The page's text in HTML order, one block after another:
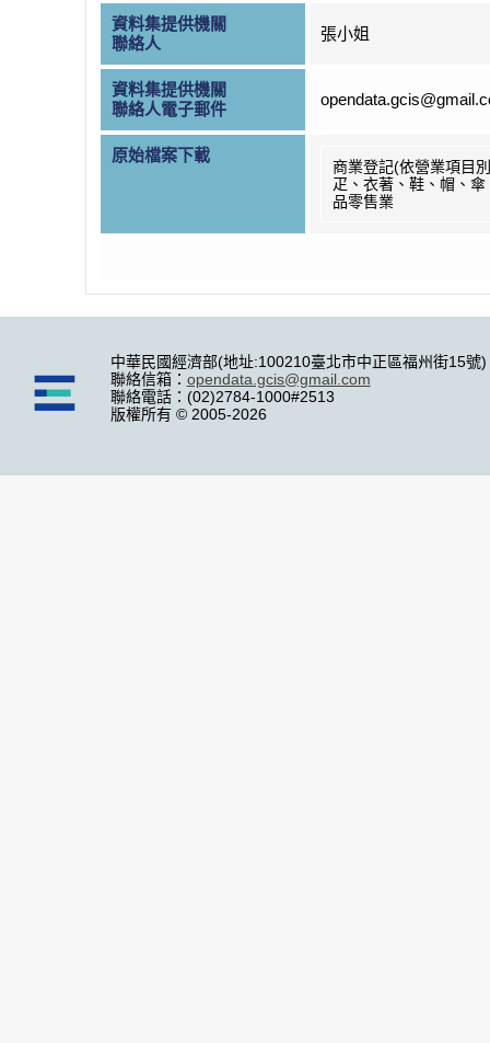
資料集提供機關
聯絡人
張小姐
資料集提供機關
聯絡人電子郵件
原始檔案下載
商業登記(依營業項目
疋、衣著、鞋、帽、傘
品零售業
中華民國經濟部(地址:100210臺北市中正區福州街15號)
聯絡信箱： opendata.gcis@gmail.com
聯絡電話：(02)2784-1000#2513
版權所有 © 2005-2026